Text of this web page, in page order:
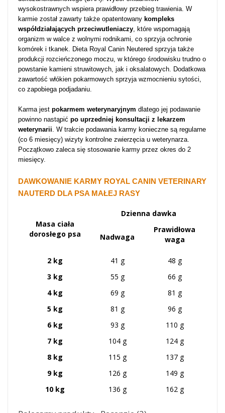
wysokostrawnych wspiera prawidłowy przebieg trawienia. W
karmie został zawarty także opatentowany kompleks
współdziałających przeciwutleniaczy, które wspomagają
organizm w walce z wolnymi rodnikami, co sprzyja ochronie
komórek i tkanek. Dieta Royal Canin Neutered sprzyja także
produkcji rozcieńczonego moczu, w którego środowisku trudno o
powstanie kamieni struwitowych, jak i oksalatowych. Dodatkowa
zawartość włókien pokarmowych sprzyja wzmocnieniu sytości,
co zapobiega podjadaniu.
Karma jest pokarmem weterynaryjnym dlatego jej podawanie
powinno nastąpić po uprzedniej konsultacji z lekarzem
weterynarii. W trakcie podawania karmy konieczne są regularne
(co 6 miesięcy) wizyty kontrolne zwierzęcia u weterynarza.
Początkowo zaleca się stosowanie karmy przez okres do 2
miesięcy.
DAWKOWANIE KARMY ROYAL CANIN VETERINARY
NAUTERD DLA PSA MAŁEJ RASY
Masa ciała
dorosłego psa
Dzienna dawka
Nadwaga
Prawidłowa
waga
2 kg 41 g
48 g
3 kg
55 g
66 g
4 kg
69 g
81 g
5 kg
81 g
96 g
6 kg
93 g
110 g
7 kg
104 g
124 g
8 kg
115 g
137 g
9 kg
126 g
149 g
10 kg
136 g 162 g